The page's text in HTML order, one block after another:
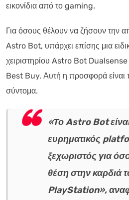
εικονίδια από το gaming.
Για όσους θέλουν να ζήσουν την
Astro Bot, υπάρχει επίσης μια
χειριστηρίου Astro Bot
Best Buy. Αυτή η προσφορά είναι
σύντομα.
«Το Astro Bot
ευρηματικός
ξεχωριστός για
θέση στην καρδιά
PlayStation»,